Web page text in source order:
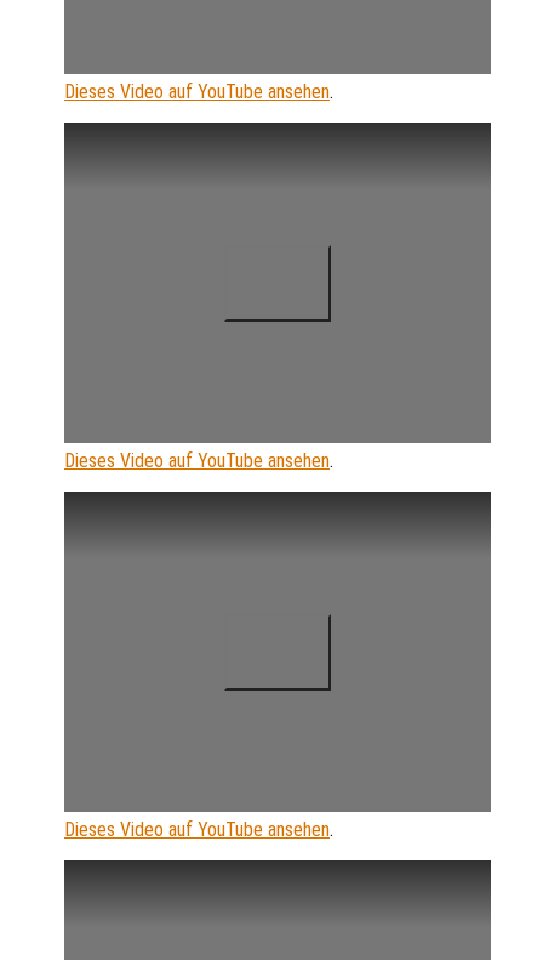
Dieses Video auf YouTube ansehen.
Dieses Video auf YouTube ansehen.
Dieses Video auf YouTube ansehen.